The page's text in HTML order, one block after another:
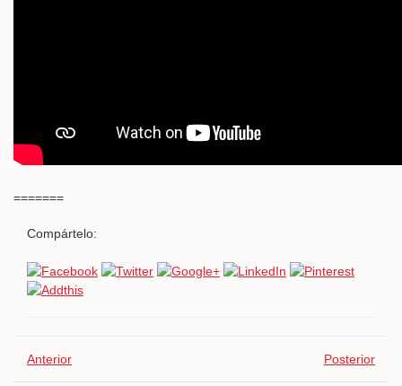
=======
Compártelo:
Anterior Posterior